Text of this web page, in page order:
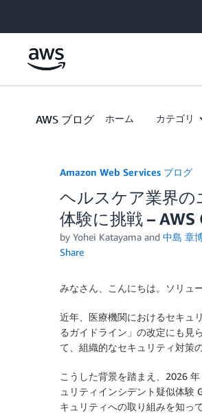
AWS ブログ ホーム カテゴリ
Amazon Web Services ブログ
ヘルスケア業界
体験に挑戦 –
by Yohei Katayama and 中島 章
Share
みなさん、こんにちは。ソリュ
近年、医療機関におけるセキュ
るガイドライン」の改定にも見
て、組織的なセキュリティ対策
こうした背景を踏まえ、2026
ュリティインシデント疑似体験
キュリティへの取り組みを知っ